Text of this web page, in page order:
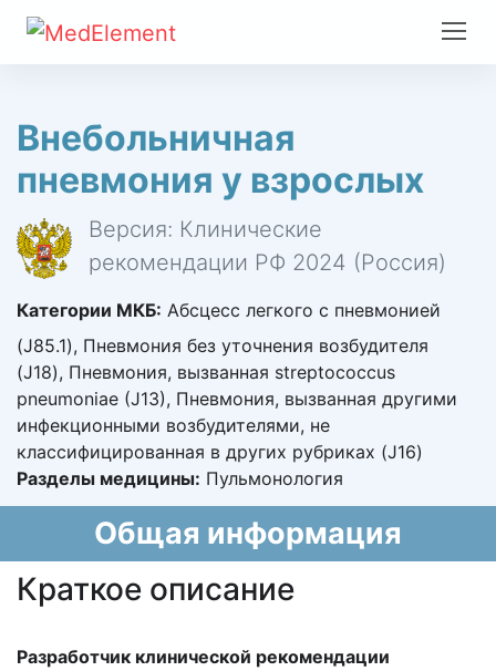
Внебольничная
пневмония у взрослых
Версия: Клинические
рекомендации РФ 2024 (Россия)
Категории МКБ: Абсцесс легкого с пневмонией
(J85.1), Пневмония без уточнения возбудителя
(J18), Пневмония, вызванная streptococcus
pneumoniae (J13), Пневмония, вызванная другими
инфекционными возбудителями, не
классифицированная в других рубриках (J16)
Разделы медицины: Пульмонология
Общая информация
Краткое описание
Разработчик клинической рекомендации